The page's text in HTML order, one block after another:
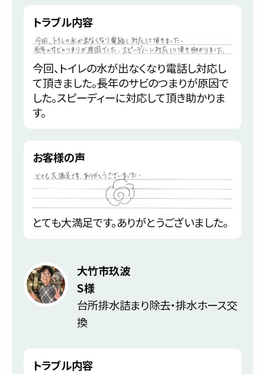
トラブル内容
今回、トイレの水が出なくなり電話し対応し
て頂きました。長年のサビのつまりが原因で
した。スピーディーに対応して頂き助かりま
す。
お客様の声
とても大満足です。ありがとうございました。
大竹市玖波
S様
台所排水詰まり除去・排水ホース交
換
トラブル内容